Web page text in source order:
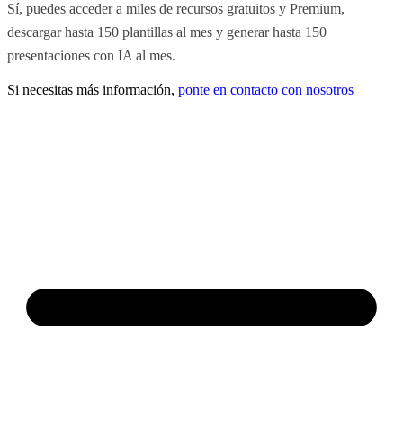
Sí, puedes acceder a miles de recursos gratuitos y Premium,
descargar hasta 150 plantillas al mes y generar hasta 150
presentaciones con IA al mes.
Si necesitas más información, ponte en contacto con nosotros